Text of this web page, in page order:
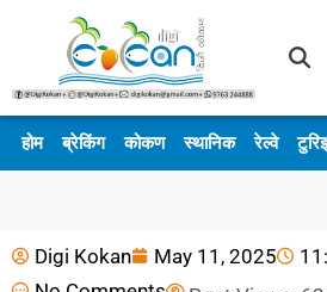
होम ब्रेकिंग कोकण स्थानिक रेल्वे
Digi Kokan May 11, 2025